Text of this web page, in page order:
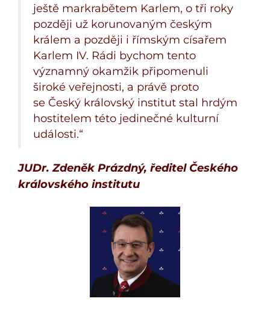
ještě markrabětem Karlem, o tři roky
později už korunovaným českým
králem a později i římským císařem
Karlem IV. Rádi bychom tento
významný okamžik připomenuli
široké veřejnosti, a právě proto
se Český královský institut stal hrdým
hostitelem této jedinečné kulturní
události.“
JUDr. Zdeněk Prázdný, ředitel Českého
královského institutu